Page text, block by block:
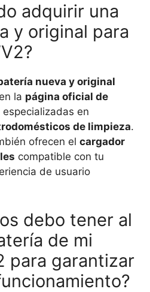
adquirir una
y original para
nueva y original
la página oficial de
en
de limpieza.
ofrecen el cargador
compatible con tu
de usuario
debo tener al
de mi
para garantizar